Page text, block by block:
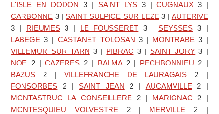
L'ISLE EN DODON 3 | SAINT LYS3 | CUGNAUX3 |
CARBONNE 3 | SAINT SULPICE SUR LEZE 3 | AUTERIVE
3 | RIEUMES3 | LE FOUSSERET 3 | SEYSSES 3 |
LABEGE 3 | CASTANET TOLOSAN 3 | MONTRABE 3 |
VILLEMUR SUR TARN 3 | PIBRAC 3 | SAINT JORY 3 |
NOE 2 | CAZERES 2 | BALMA2 | PECHBONNIEU 2 |
BAZUS 2 |VILLEFRANCHE DE LAURAGAIS 2 |
FONSORBES 2 | SAINT JEAN 2 | AUCAMVILLE 2 |
MONTASTRUC LA CONSEILLERE 2 | MARIGNAC 2 |
MONTESQUIEU VOLVESTRE 2 | MERVILLE 2 |